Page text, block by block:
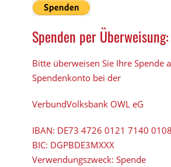
Spenden per Überweisung:
Bitte überweisen Sie Ihre Spende
Spendenkonto bei der
VerbundVolksbank OWL eG
IBAN: DE73 4726 0121 7140
BIC: DGPBDE3MXXX
Verwendungszweck: Spende